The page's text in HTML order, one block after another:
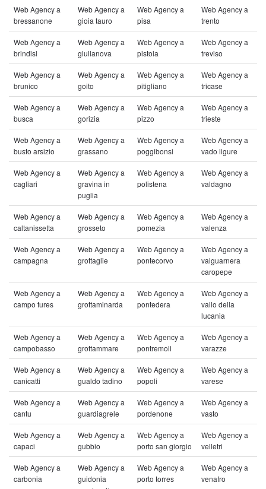
Web Agency a
bressanone
Web Agency a
gioia tauro
Web Agency a
pisa
Web Agency a
trento
Web Agency a
brindisi
Web Agency a
giulianova
Web Agency a
pistoia
Web Agency a
treviso
Web Agency a
brunico
Web Agency a
goito
Web Agency a
pitigliano
Web Agency a
tricase
Web Agency a
busca
Web Agency a
gorizia
Web Agency a
pizzo
Web Agency a
trieste
Web Agency a
busto arsizio
Web Agency a
grassano
Web Agency a
poggibonsi
Web Agency a
vado ligure
Web Agency a
cagliari
Web Agency a
gravina in
puglia
Web Agency a
polistena
Web Agency a
valdagno
Web Agency a
caltanissetta
Web Agency a
grosseto
Web Agency a
pomezia
Web Agency a
valenza
Web Agency a
campagna
Web Agency a
grottaglie
Web Agency a
pontecorvo
Web Agency a
valguarnera
caropepe
Web Agency a
campo tures
Web Agency a
grottaminarda
Web Agency a
pontedera
Web Agency a
vallo della
lucania
Web Agency a
campobasso
Web Agency a
grottammare
Web Agency a
pontremoli
Web Agency a
varazze
Web Agency a
canicatti
Web Agency a
gualdo tadino
Web Agency a
popoli
Web Agency a
varese
Web Agency a
cantu
Web Agency a
guardiagrele
Web Agency a
pordenone
Web Agency a
vasto
Web Agency a
capaci
Web Agency a
gubbio
Web Agency a
porto san giorgio
Web Agency a
velletri
Web Agency a
carbonia
Web Agency a
guidonia
Web Agency a
porto torres
Web Agency a
venafro